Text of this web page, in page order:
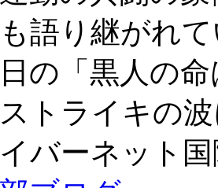
も語り継がれ
日の「黒人の
ストライキの
イバーネット